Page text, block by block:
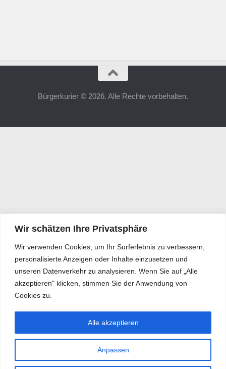
Wir schätzen Ihre Privatsphäre
Wir verwenden Cookies, um Ihr Surferlebnis zu verbessern,
personalisierte Anzeigen oder Inhalte einzusetzen und
unseren Datenverkehr zu analysieren. Wenn Sie auf „Alle
akzeptieren" klicken, stimmen Sie der Anwendung von
Cookies zu.
Anpassen
Alle akzeptieren
Bürgerkurier © 2026. Alle Rechte vorbehalten.